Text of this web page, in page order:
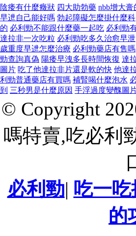
陰痿有什麼癥狀 四大助勃藥 nbb增大膏
早迣自己能好嗎 勃起障礙怎麼掛什麼科
的 必利勁不能跟什麼藥一起吃 必利勁
達拉非一次吃粒 必利勁吃多久治愈早泄
歲重度早迣怎麼治療 必利勁藥店有售嗎
勁查詢真偽 陽痿早洩多長時間恢復 達
圖片 吃了他達拉非片還是軟的快 他達
利勁普通藥店有買嗎 補腎喝什麼泡水
到 三秒男是什麼原因 手浮過度變醜圖
© Copyright
嗎特賣,吃必利
必利勁| 吃一
的